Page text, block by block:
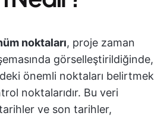
noktaları, proje zaman
görselleştirildiğinde,
önemli noktaları belirtmek
noktalarıdır. Bu veri
ve son tarihler,